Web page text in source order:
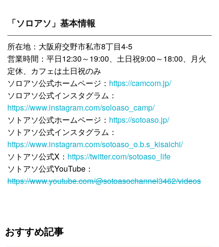
「ソロアソ」基本情報
所在地：大阪府交野市私市8丁目4-5
営業時間：平日12:30～19:00、土日祝9:00～18:00、月火
定休、カフェは土日祝のみ
ソロアソ公式ホームページ： https://camcom.jp/
ソロアソ公式インスタグラム：
https://www.instagram.com/soloaso_camp/
ソトアソ公式ホームページ： https://sotoaso.jp/
ソトアソ公式インスタグラム：
https://www.instagram.com/sotoaso_o.b.s_kisaichi/
ソトアソ公式X： https://twitter.com/sotoaso_life
ソトアソ公式YouTube：
https://www.youtube.com/@sotoasochannel3462/videos
おすすめ記事